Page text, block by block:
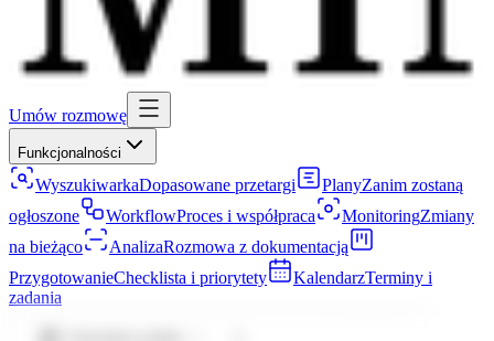
Umów rozmowę
Funkcjonalności
WyszukiwarkaDopasowane przetargi PlanyZanim zostaną
ogłoszone
WorkflowProces i współpraca MonitoringZmiany
na bieżąco
AnalizaRozmowa z dokumentacją
PrzygotowanieChecklista i priorytety KalendarzTerminy i
zadania